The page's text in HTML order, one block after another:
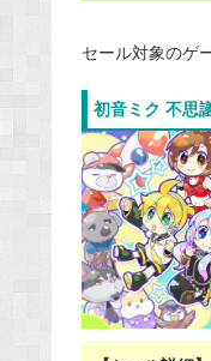
セール対象のゲ
初音ミク 不思